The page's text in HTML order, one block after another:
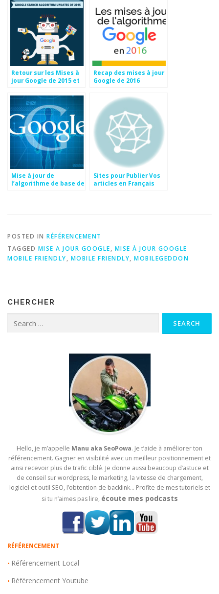
Retour sur les Mises à
jour Google de 2015 et
nous affecter en 2016
Recap des mises à jour
Google de 2016
Mise à jour de
l’algorithme de base de
Sites pour Publier Vos
articles en Français
POSTED IN RÉFÉRENCEMENT
TAGGED MISE A JOUR GOOGLE, MISE À JOUR GOOGLE
MOBILE FRIENDLY, MOBILE FRIENDLY, MOBILEGEDDON
CHERCHER
Hello, je m’appelle Manu aka SeoPowa. Je t’aide à améliorer ton
référencement. Gagner en visibilité avec un meilleur positionnement et
ainsi recevoir plus de trafic ciblé. Je donne aussi beaucoup d’astuce et
de conseil sur wordpress, le marketing, la vitesse de chargement,
logiciel et outil SEO, l’obtention de backlink… Profite de mes tutoriels et
si tu n’aimes pas lire, écoute mes podcasts
RÉFÉRENCEMENT
• Référencement Local
• Référencement Youtube